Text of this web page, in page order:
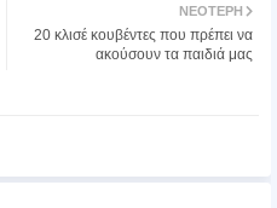
atsa
ΝΕΌΤΕΡΗ
20 κλισέ κουβέντες που πρέπει να
ακούσουν τα παιδιά μας